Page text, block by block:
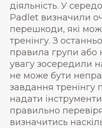
діяльність. У
Padlet визначили
перешкоди, які
тренінгу. З
правила групи або
увагу зосередили
не може бути
завдання тренінгу
надати
правильно
визначитись